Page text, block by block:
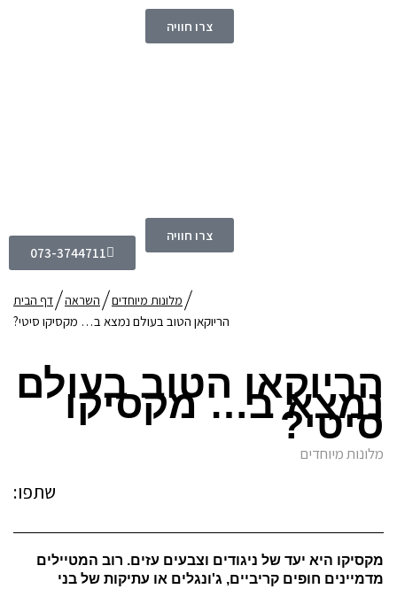
צרו חוויה
צרו חוויה
073-3744711
דף הבית השראה מלונות מיוחדים
הריוקאן הטוב בעולם נמצא ב… מקסיקו סיטי?
הריוקאן הטוב בעולם
נמצא ב… מקסיקו
סיטי?
מלונות מיוחדים
שתפו:
מקסיקו היא יעד של ניגודים וצבעים עזים. רוב המטיילים
מדמיינים חופים קריביים, ג'ונגלים או עתיקות של בני